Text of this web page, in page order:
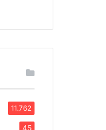
11.762
45